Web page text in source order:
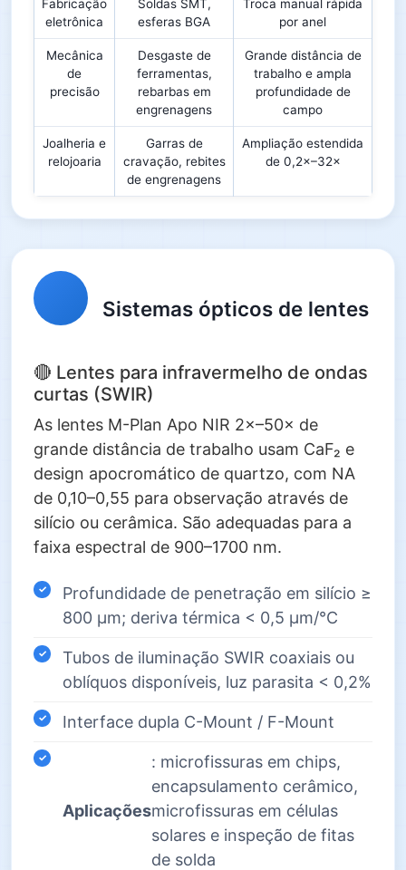
Fabricação
eletrônica
Soldas SMT,
esferas BGA
Troca manual rápida
por anel
Mecânica
de
precisão
Desgaste de
ferramentas,
rebarbas em
engrenagens
Grande distância de
trabalho e ampla
profundidade de
campo
Joalheria e
relojoaria
Garras de
cravação, rebites
de engrenagens
Ampliação estendida
de 0,2×–32×
Sistemas ópticos de lentes
🔴 Lentes para infravermelho de ondas
curtas (SWIR)
As lentes M-Plan Apo NIR 2×–50× de
grande distância de trabalho usam CaF₂ e
design apocromático de quartzo, com NA
de 0,10–0,55 para observação através de
silício ou cerâmica. São adequadas para a
faixa espectral de 900–1700 nm.
Profundidade de penetração em silício ≥
800 µm; deriva térmica < 0,5 µm/°C
Tubos de iluminação SWIR coaxiais ou
oblíquos disponíveis, luz parasita < 0,2%
Interface dupla C-Mount / F-Mount
Aplicações
: microfissuras em chips,
encapsulamento cerâmico,
microfissuras em células
solares e inspeção de fitas
de solda